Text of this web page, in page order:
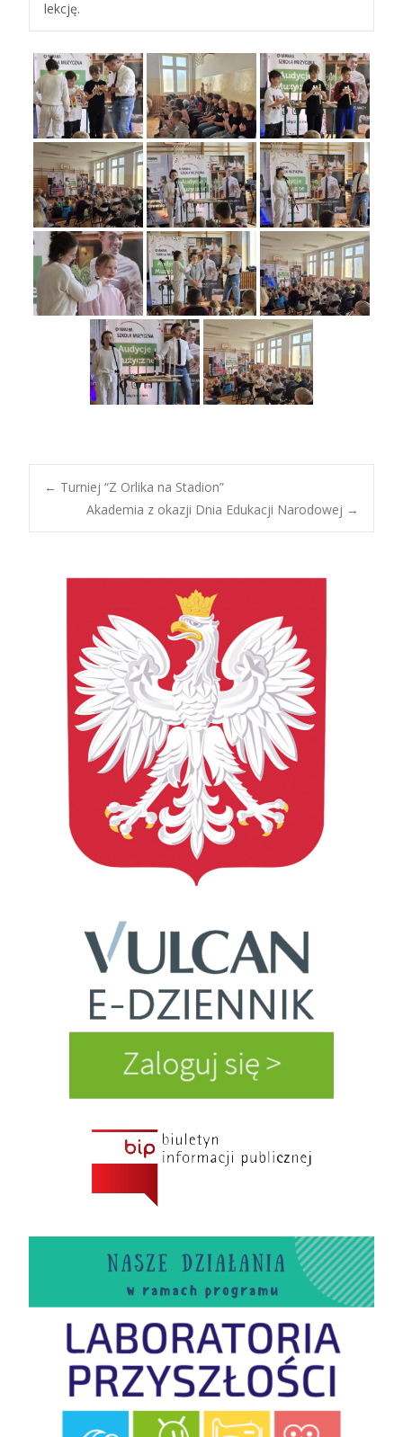
lekcję.
Post
← Turniej “Z Orlika na Stadion”
Akademia z okazji Dnia Edukacji Narodowej →